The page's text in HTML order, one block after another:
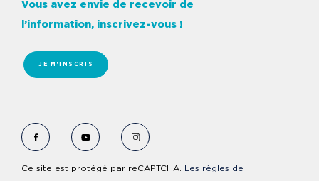
Vous avez envie de recevoir de
l’information, inscrivez-vous !
JE M'INSCRIS
Voir le Facebook de Fondation Cervo
Voir le YouTube de Fondation Cervo
Voir le Instagram de Fondation
Ce site est protégé par reCAPTCHA. Les règles de